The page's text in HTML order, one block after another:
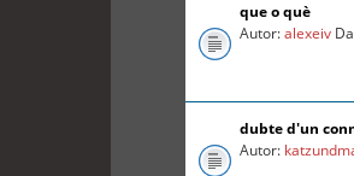
que o què
Autor:alexeiv
dubte d'un
Autor: